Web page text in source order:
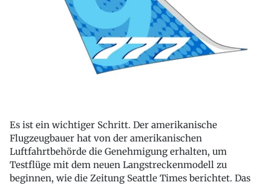
Es ist ein wichtiger Schritt. Der amerikanische
Flugzeugbauer hat von der amerikanischen
Luftfahrtbehörde die Genehmigung erhalten, um
Testflüge mit dem neuen Langstreckenmodell zu
beginnen, wie die Zeitung Seattle Times berichtet. Das